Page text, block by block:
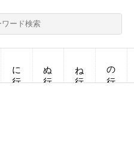
に行 ぬ行 ね行 の行